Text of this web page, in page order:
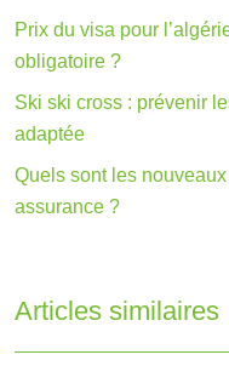
Prix du visa pour
obligatoire ?
Ski ski cross : prévenir
adaptée
Quels sont les
assurance ?
Articles similaires